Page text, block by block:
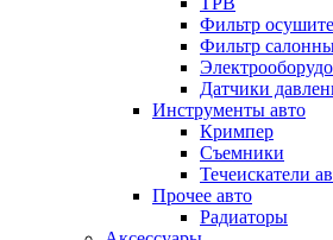
Фильтр
Фильтр
Датчики
Инструменты авто
Кримпер
Съемники
Течеискатели
Прочее авто
Радиаторы